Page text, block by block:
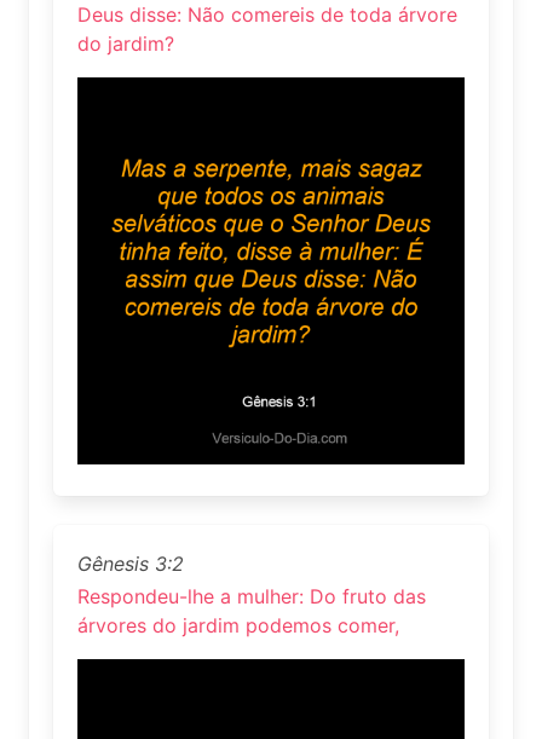
Deus disse: Não comereis de toda árvore
do jardim?
Gênesis 3:2
Respondeu-lhe a mulher: Do fruto das
árvores do jardim podemos comer,